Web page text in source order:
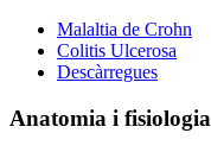
Malaltia de Crohn
Colitis Ulcerosa
Descàrregues
Anatomia i fisiologia